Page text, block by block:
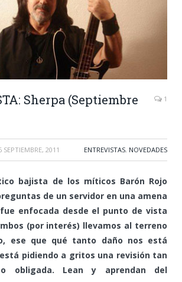
Sherpa (Septiembre
1
SEPTIEMBRE, 2011 ENTREVISTAS, NOVEDADES
bajista de los míticos Barón Rojo
de un servidor en una amena
enfocada desde el punto de vista
(por interés) llevamos al terreno
ese que qué tanto daño nos está
pidiendo a gritos una revisión tan
obligada. Lean y aprendan del